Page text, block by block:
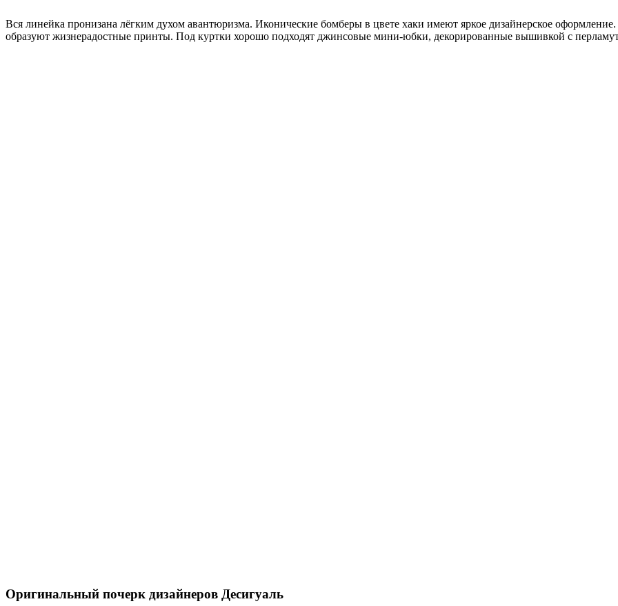
Вся линейка пронизана лёгким духом авантюризма. Иконические бомберы в цвете хаки имеют яркое дизайнерское
образуют жизнерадостные принты. Под куртки хорошо подходят джинсовые мини-юбки, декорированные вышивкой с
Оригинальный почерк дизайнеров Десигуаль